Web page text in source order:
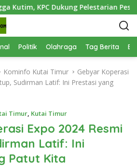
KPC Dukung Pelestarian Pesisir
Politik Olahraga Tag Berita
Kominfo Kutai Timur
Gebyar Koperasi
Sudirman Latif: Ini Prestasi yang
Timur, Kutai Timur
Expo 2024 Resmi
Latif: Ini
Patut Kita